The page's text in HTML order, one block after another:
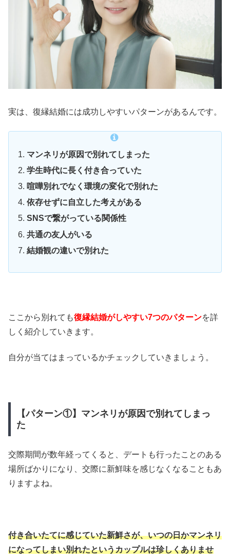
実は、復縁結婚には成功しやすいパターンがあるんです。
マンネリが原因で別れてしまった
学生時代に長く付き合っていた
喧嘩別れでなく環境の変化で別れた
依存せずに自立した考えがある
SNSで繋がっている関係性
共通の友人がいる
結婚観の違いで別れた
ここから別れても復縁結婚がしやすい7つのパターンを詳
しく紹介していきます。
自分が当てはまっているかチェックしていきましょう。
【パターン①】マンネリが原因で別れてしまっ
た
交際期間が数年経ってくると、デートも行ったことのある
場所ばかりになり、交際に新鮮味を感じなくなることもあ
りますよね。
付き合いたてに感じていた新鮮さが、いつの日かマンネリ
になってしまい別れたというカップルは珍しくありませ